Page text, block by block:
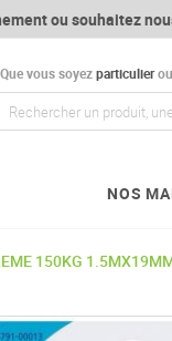
ou souhaitez
Que vous soyezparticulierou
NOS
150KG